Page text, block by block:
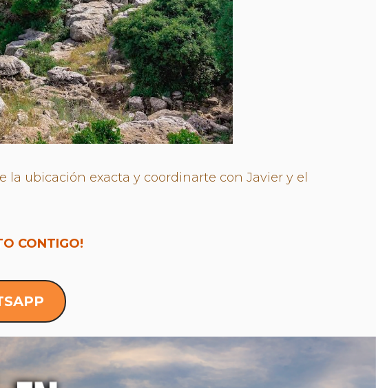
la ubicación exacta y coordinarte con Javier y el
CONTIGO!